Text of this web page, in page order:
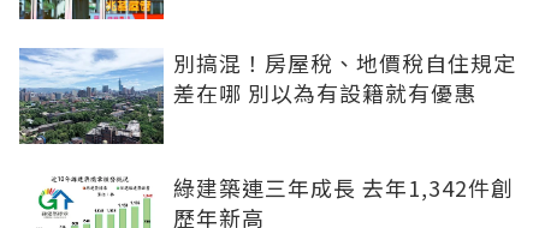
別搞混！房屋稅、地價稅自住規定
差在哪 別以為有設籍就有優惠
綠建築連三年成長 去年1,342件創
歷年新高